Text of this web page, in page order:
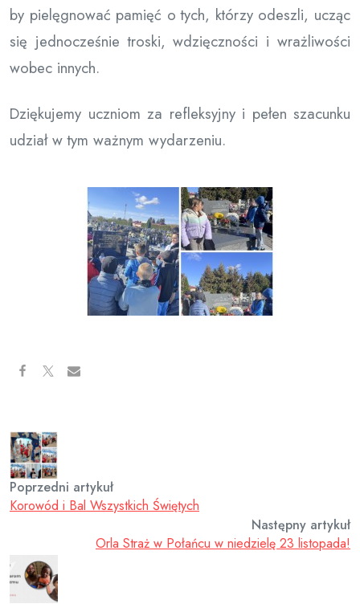
by pielęgnować pamięć o tych, którzy odeszli, ucząc
się jednocześnie troski, wdzięczności i wrażliwości
wobec innych.
Dziękujemy uczniom za refleksyjny i pełen szacunku
udział w tym ważnym wydarzeniu.
Poprzedni artykuł
Korowód i Bal Wszystkich Świętych
Następny artykuł
Orla Straż w Połańcu w niedzielę 23 listopada!